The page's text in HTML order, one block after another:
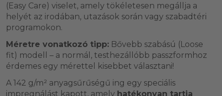
(Easy Care) viselet, amely tökéletesen megállja a
helyét az irodában, utazások során vagy szabadtéri
programokon.
Méretre vonatkozó tipp: Bővebb szabású (Loose
fit) modell – a normál, testhezállóbb passzformhoz
érdemes egy mérettel kisebbet választani!
A 142 g/m² anyagsűrűségű ing egy speciális
impregnálást kapott, amely hatékonyan tartja